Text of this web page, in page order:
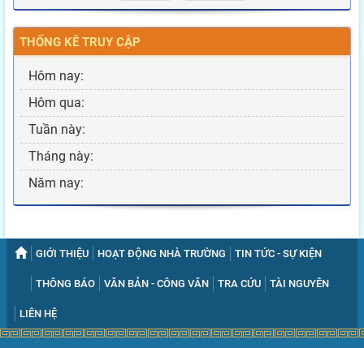
THỐNG KÊ TRUY CẬP
Hôm nay:
Hôm qua:
Tuần này:
Tháng này:
Năm nay:
GIỚI THIỆU HOẠT ĐỘNG NHÀ TRƯỜNG TIN TỨC - SỰ KIỆN
THÔNG BÁO VĂN BẢN - CÔNG VĂN TRA CỨU TÀI NGUYÊN
LIÊN HỆ